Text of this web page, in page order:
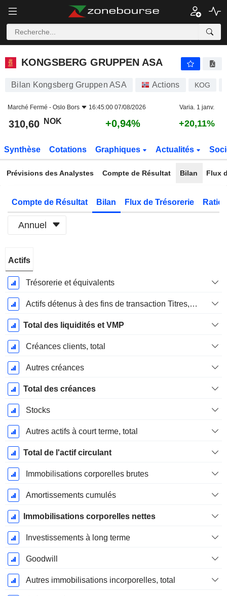
KONGSBERG GRUPPEN ASA
Bilan Kongsberg Gruppen ASA Actions KOG
Marché Fermé - Oslo Bors 16:45:00 07/08/2026 Varia. 1 janv.
310,60 NOK +0,94% +20,11%
Synthèse Cotations Graphiques Actualités
Prévisions des Analystes Compte de Résultat Bilan Flux
Compte de Résultat Bilan Flux de Trésorerie
Annuel
Fiscale:
Décembre
Actifs
Trésorerie et équivalents
Actifs détenus à des fins de transaction Titres, totalActifs détenus à des fins de transactions (Trading), Total.
Total des liquidités et VMP
Créances clients, total
Autres créances
Total des créances
Stocks
Autres actifs à court terme, total
Total de l'actif circulant
Immobilisations corporelles brutes
Amortissements cumulés
Immobilisations corporelles nettes
Investissements à long terme
Goodwill
Autres immobilisations incorporelles, total